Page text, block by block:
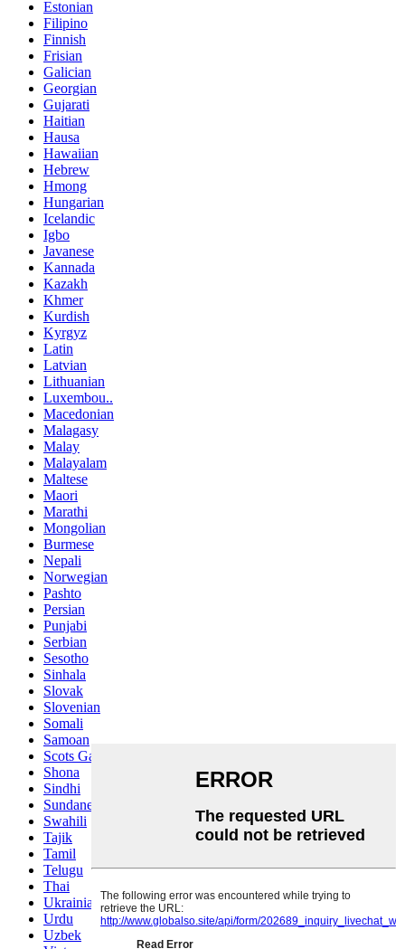
Estonian
Filipino
Finnish
Frisian
Galician
Georgian
Gujarati
Haitian
Hausa
Hawaiian
Hebrew
Hmong
Hungarian
Icelandic
Igbo
Javanese
Kannada
Kazakh
Khmer
Kurdish
Kyrgyz
Latin
Latvian
Lithuanian
Luxembou..
Macedonian
Malagasy
Malay
Malayalam
Maltese
Maori
Marathi
Mongolian
Burmese
Nepali
Norwegian
Pashto
Persian
Punjabi
Serbian
Sesotho
Sinhala
Slovak
Slovenian
Somali
Samoan
Scots Gaelic
Shona
Sindhi
Sundanese
Swahili
Tajik
Tamil
Telugu
Thai
Ukrainian
Urdu
Uzbek